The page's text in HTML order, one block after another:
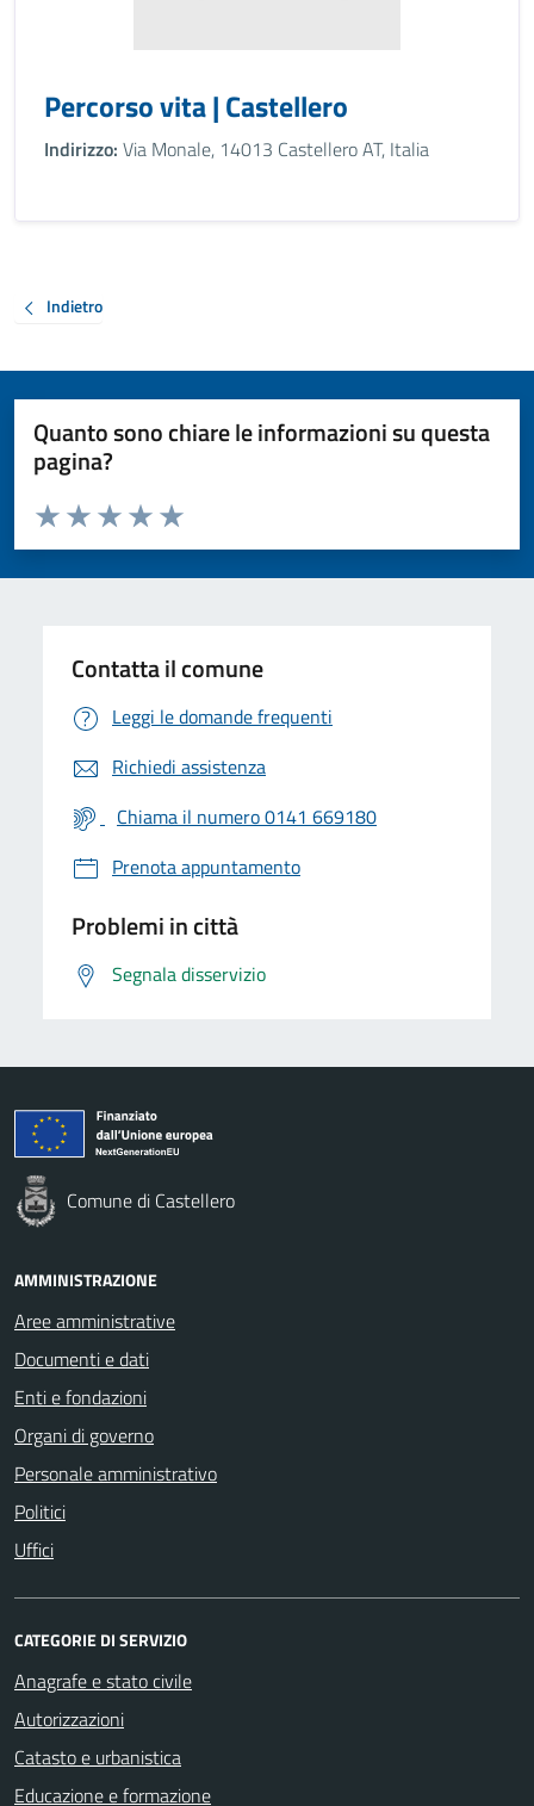
Percorso vita | Castellero
Indirizzo: Via Monale, 14013 Castellero AT, Italia
Indietro
Quanto sono chiare le informazioni su questa
pagina?
Valuta da 1 a 5 stelle la pagina
Valuta 5 stelle su 5
Valuta 4 stelle su 5
Valuta 3 stelle su 5
Valuta 2 stelle su 5
Valuta 1 stelle su 5
Contatta il comune
Leggi le domande frequenti
Richiedi assistenza
Chiama il numero 0141 669180
Prenota appuntamento
Problemi in città
Segnala disservizio
Comune di Castellero
AMMINISTRAZIONE
Aree amministrative
Documenti e dati
Enti e fondazioni
Organi di governo
Personale amministrativo
Politici
Uffici
CATEGORIE DI SERVIZIO
Anagrafe e stato civile
Autorizzazioni
Catasto e urbanistica
Educazione e formazione